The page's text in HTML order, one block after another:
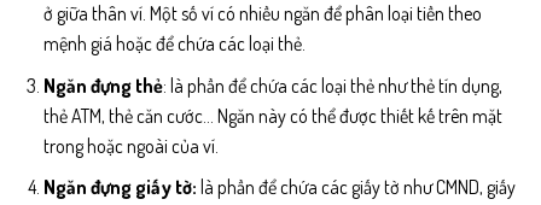
ở giữa thân ví. Một số ví có nhiều ngăn để phân loại tiền theo
mệnh giá hoặc để chứa các loại thẻ.
Ngăn đựng thẻ: là phần để chứa các loại thẻ như thẻ tín dụng,
thẻ ATM, thẻ căn cước… Ngăn này có thể được thiết kế trên mặt
trong hoặc ngoài của ví.
Ngăn đựng giấy tờ: là phần để chứa các giấy tờ như CMND, giấy